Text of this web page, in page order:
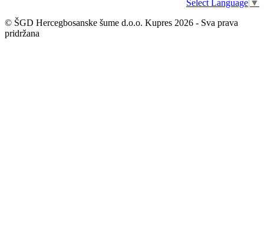
Select Language ▼
© ŠGD Hercegbosanske šume d.o.o. Kupres 2026 - Sva prava
pridržana